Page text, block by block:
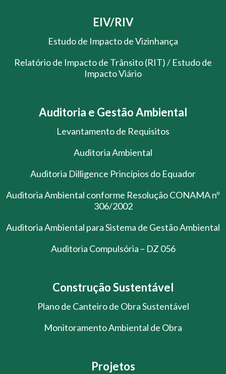
EIV/RIV
Estudo de Impacto de Vizinhança
Relatório de Impacto de Trânsito (RIT) / Estudo de
Impacto Viário
Auditoria e Gestão Ambiental
Levantamento de Requisitos
Auditoria Ambiental
Auditoria Dilligence Princípios do Equador
Auditoria Ambiental conforme Resolução CONAMA nº
306/2002
Auditoria Ambiental para Sistema de Gestão Ambiental
Auditoria Compulsória – DZ 056
Construção Sustentável
Plano de Canteiro de Obra Sustentável
Monitoramento Ambiental de Obra
Projetos